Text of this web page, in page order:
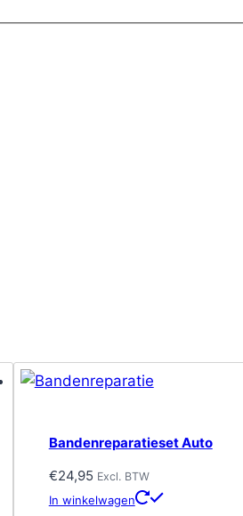
Bandenreparatieset Auto
€24,95 Excl. BTW
In winkelwagen